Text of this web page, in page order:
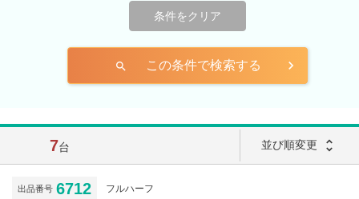
条件をクリア
search この条件で検索する
7台 並び順変更 unfold_more
出品番号 6712
フルハーフ